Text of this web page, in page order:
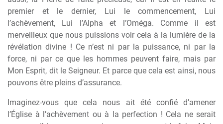
premier et le dernier, Lui le commencement, Lui
l’achèvement, Lui l’Alpha et l’Oméga. Comme il est
merveilleux que nous puissions voir cela à la lumière de la
révélation divine ! Ce n’est ni par la puissance, ni par la
force, ni par ce que les hommes peuvent faire, mais par
Mon Esprit, dit le Seigneur. Et parce que cela est ainsi, nous
pouvons être pleins d’assurance.
Imaginez-vous que cela nous ait été confié d’amener
l’Église à l’achèvement ou à la perfection ! Cela ne serait